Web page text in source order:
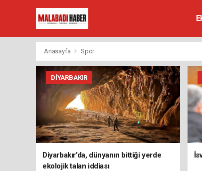
Anasayfa Spor
DIYARBAKIR
Diyarbakır’da, dünyanın bittiği yerde
ekolojik talan iddiası